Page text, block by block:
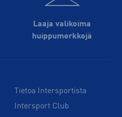
Laaja valikoima
huippu­merkkejä
Tietoa Intersportista
Intersport Club